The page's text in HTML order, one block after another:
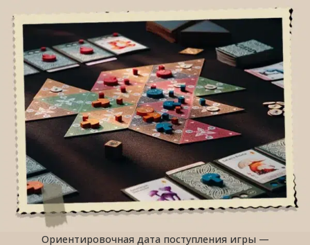
Ориентировочная дата поступления игры —